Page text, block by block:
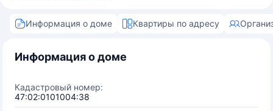
Информация о доме Квартиры по адресу
Информация о доме
Кадастровый номер:
47:02:0101004:38